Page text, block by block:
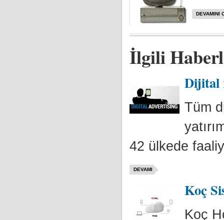
DEVAMINI
İlgili
Dijital
Tüm
42 ülkede
DEVAMI
Koç
Koç